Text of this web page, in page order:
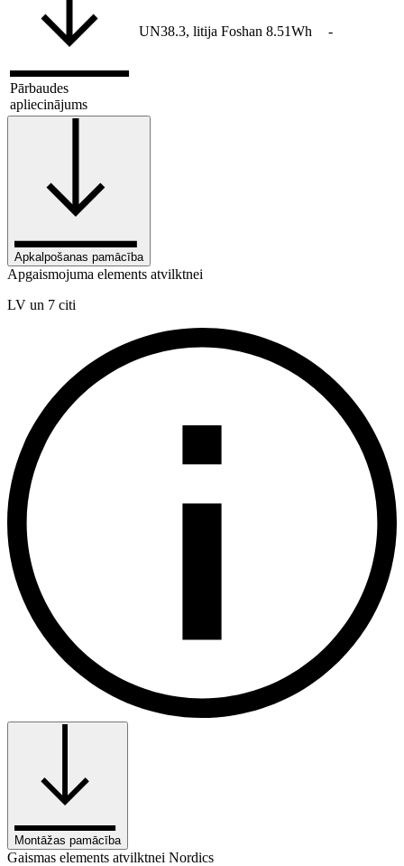
Pārbaudes
apliecinājums
UN38.3, litija Foshan 8.51Wh -
Apkalpošanas pamācība
Apgaismojuma elements atvilktnei
LV un 7 citi
Montāžas pamācība
Gaismas elements atvilktnei Nordics